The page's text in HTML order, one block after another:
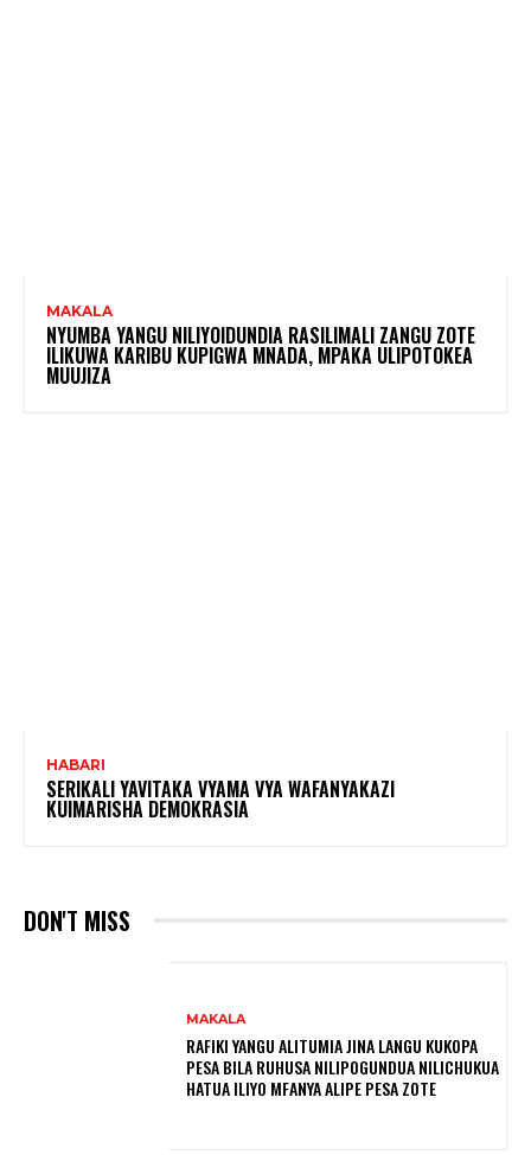
MAKALA
NYUMBA YANGU NILIYOIDUNDIA RASILIMALI ZANGU ZOTE
ILIKUWA KARIBU KUPIGWA MNADA, MPAKA ULIPOTOKEA
MUUJIZA
HABARI
SERIKALI YAVITAKA VYAMA VYA WAFANYAKAZI
KUIMARISHA DEMOKRASIA
DON'T MISS
MAKALA
RAFIKI YANGU ALITUMIA JINA LANGU KUKOPA
PESA BILA RUHUSA NILIPOGUNDUA NILICHUKUA
HATUA ILIYO MFANYA ALIPE PESA ZOTE